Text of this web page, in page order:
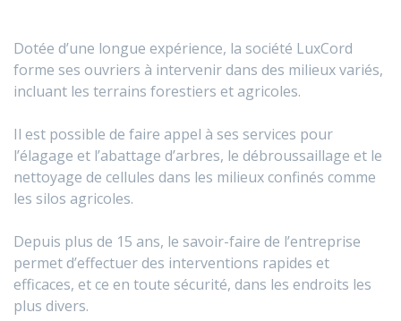
Dotée d’une longue expérience, la société LuxCord
forme ses ouvriers à intervenir dans des milieux variés,
incluant les terrains forestiers et agricoles.
Il est possible de faire appel à ses services pour
l’élagage et l’abattage d’arbres, le débroussaillage et le
nettoyage de cellules dans les milieux confinés comme
les silos agricoles.
Depuis plus de 15 ans, le savoir-faire de l’entreprise
permet d’effectuer des interventions rapides et
efficaces, et ce en toute sécurité, dans les endroits les
plus divers.